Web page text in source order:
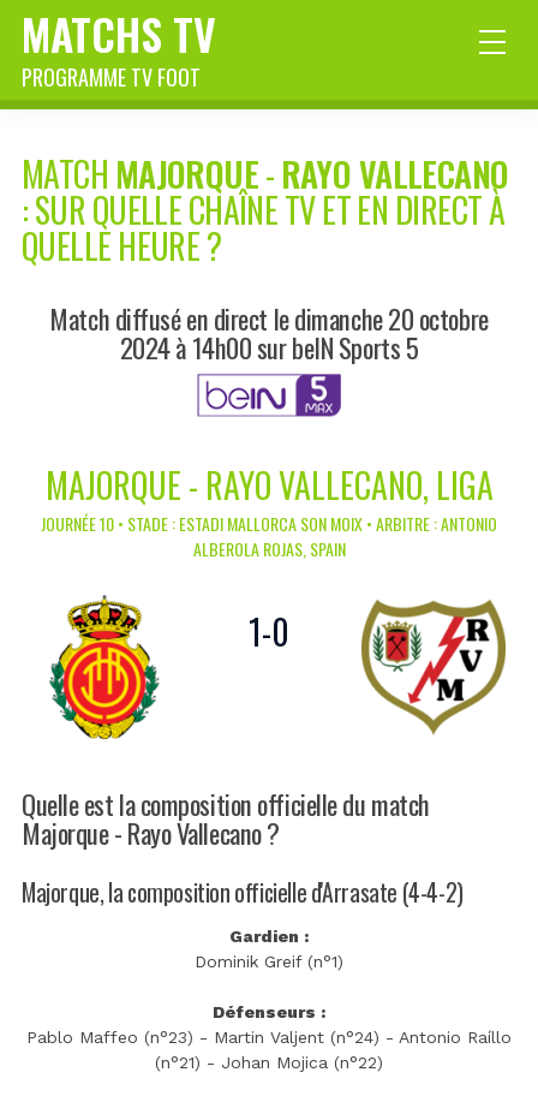
MATCHS TV
PROGRAMME TV FOOT
MATCH MAJORQUE-RAYO VALLECANO
: SUR QUELLE CHAÎNE TV ET EN DIRECT À
QUELLE HEURE ?
Match diffusé en direct le dimanche 20 octobre
2024 à 14h00 sur beIN Sports 5
MAJORQUE - RAYO VALLECANO, LIGA
JOURNÉE 10 • STADE : ESTADI MALLORCA SON MOIX • ARBITRE : ANTONIO
ALBEROLA ROJAS, SPAIN
1-0
Quelle est la composition officielle du match
Majorque - Rayo Vallecano ?
Majorque, la composition officielle d'Arrasate (4-4-2)
Gardien :
Dominik Greif (n°1)
Défenseurs :
Pablo Maffeo (n°23) - Martin Valjent (n°24) - Antonio Raíllo
(n°21) - Johan Mojica (n°22)